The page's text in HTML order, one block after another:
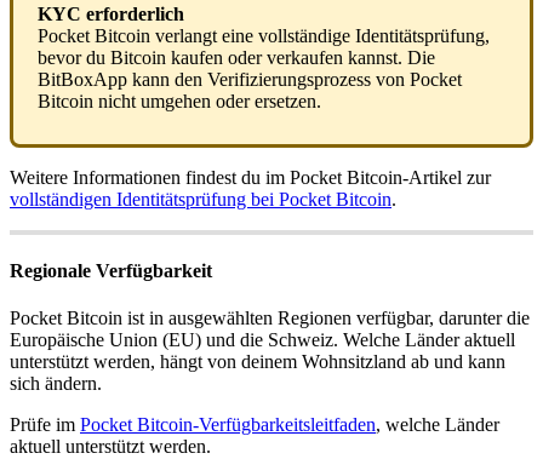
KYC erforderlich
Pocket Bitcoin verlangt eine vollständige Identitätsprüfung,
bevor du Bitcoin kaufen oder verkaufen kannst. Die
BitBoxApp kann den Verifizierungsprozess von Pocket
Bitcoin nicht umgehen oder ersetzen.
Weitere Informationen findest du im Pocket Bitcoin-Artikel zur
vollständigen Identitätsprüfung bei Pocket Bitcoin.
Regionale Verfügbarkeit
Pocket Bitcoin ist in ausgewählten Regionen verfügbar, darunter die
Europäische Union (EU) und die Schweiz. Welche Länder aktuell
unterstützt werden, hängt von deinem Wohnsitzland ab und kann
sich ändern.
Prüfe im Pocket Bitcoin-Verfügbarkeitsleitfaden, welche Länder
aktuell unterstützt werden.